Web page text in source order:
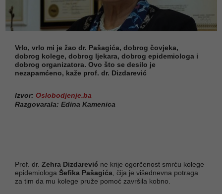
Vrlo, vrlo mi je žao dr. Pašagića, dobrog čovjeka,
dobrog kolege, dobrog ljekara, dobrog epidemiologa i
dobrog organizatora. Ovo što se desilo je
nezapamćeno, kaže prof. dr. Dizdarević
Izvor: Oslobodjenje.ba
Razgovarala: Edina Kamenica
Prof. dr. Zehra Dizdarević ne krije ogorčenost smrću kolege
epidemiologa Šefika Pašagića , čija je višednevna potraga
za tim da mu kolege pruže pomoć završila kobno.